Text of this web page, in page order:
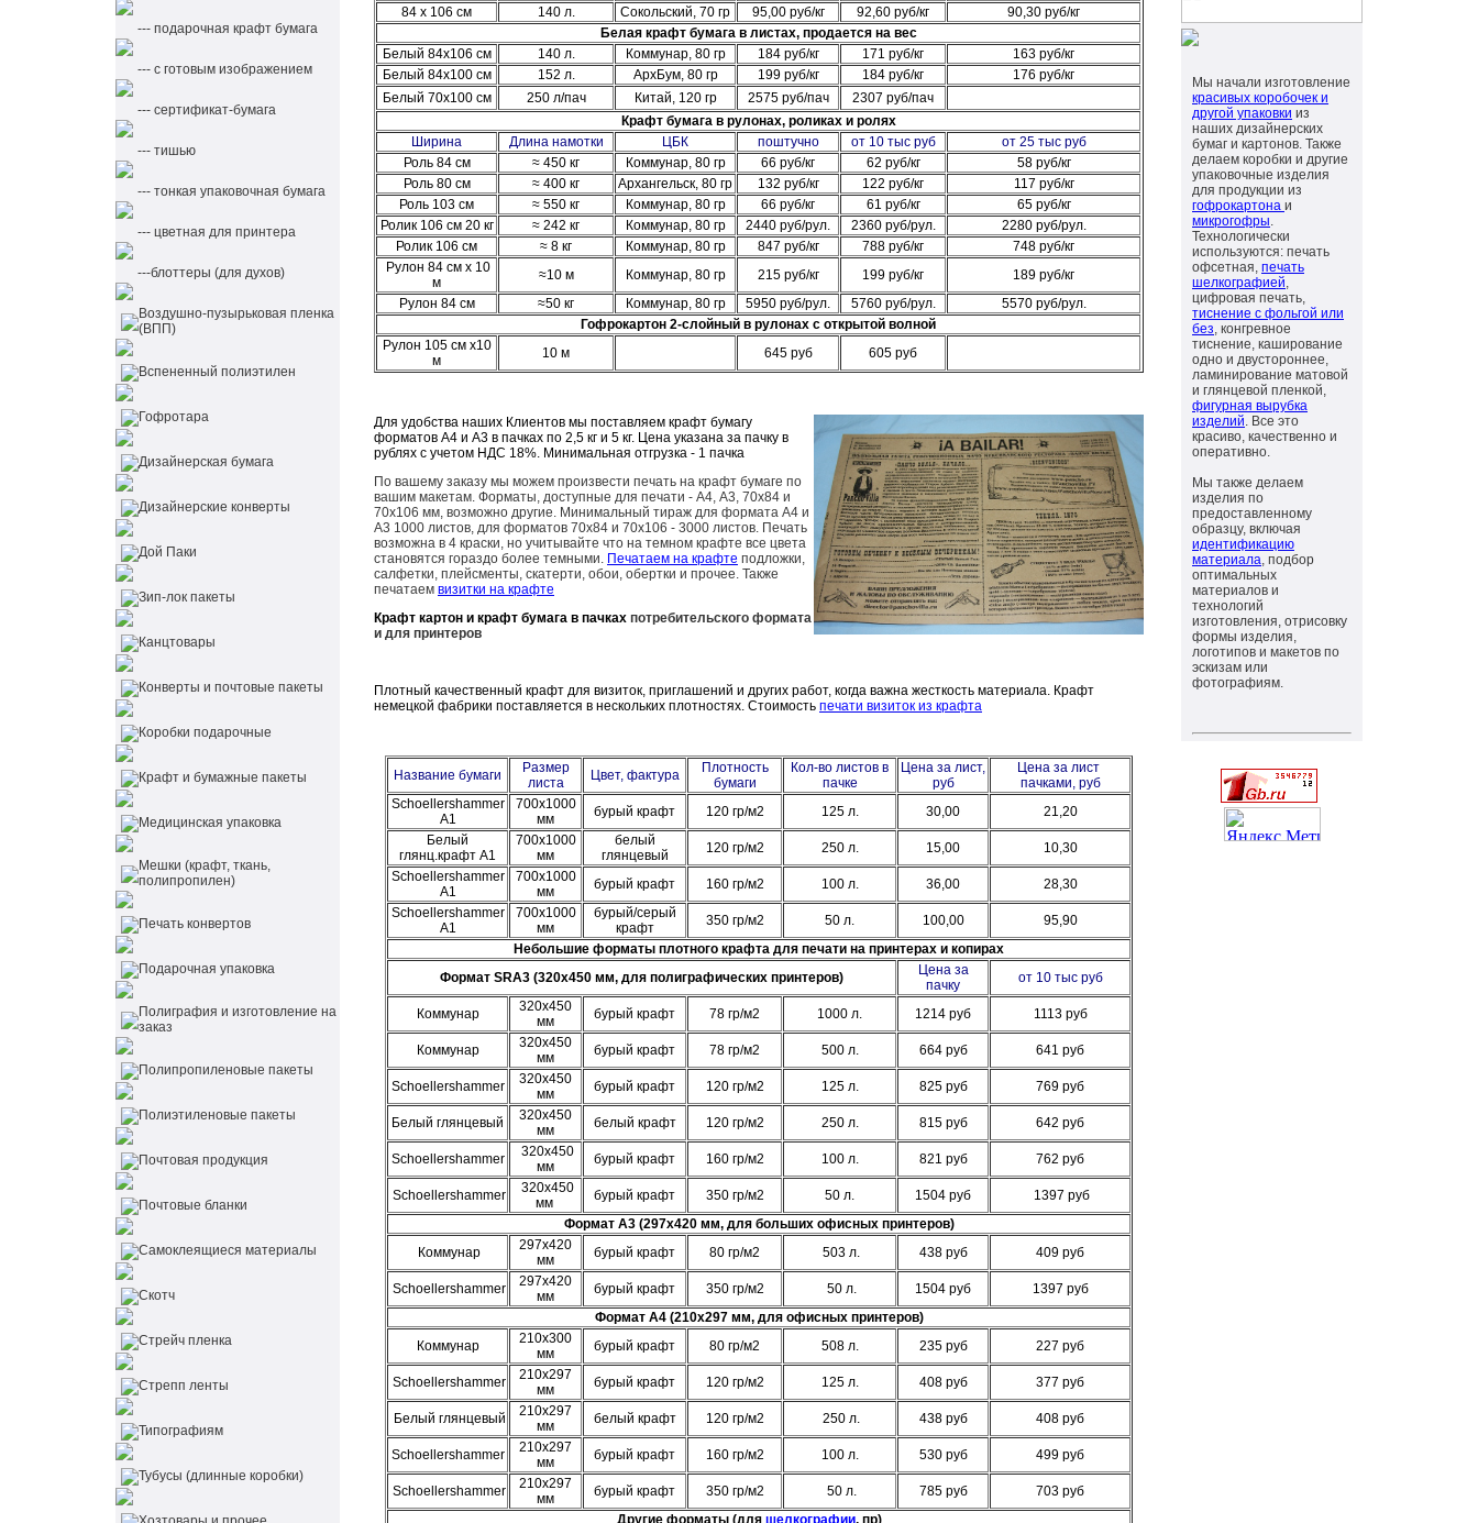
--- подарочная крафт бумага
--- с готовым изображением
--- сертификат-бумага
--- тишью
--- тонкая упаковочная бумага
--- цветная для принтера
---блоттеры (для духов)
Воздушно-пузырьковая пленка
(ВПП)
Вспененный полиэтилен
Гофротара
Дизайнерская бумага
Дизайнерские конверты
Дой Паки
Зип-лок пакеты
Канцтовары
Конверты и почтовые пакеты
Коробки подарочные
Крафт и бумажные пакеты
Медицинская упаковка
Мешки (крафт, ткань,
полипропилен)
Печать конвертов
Подарочная упаковка
Полиграфия и изготовление на
заказ
Полипропиленовые пакеты
Полиэтиленовые пакеты
Почтовая продукция
Почтовые бланки
Самоклеящиеся материалы
Скотч
Стрейч пленка
Стрепп ленты
Типографиям
Тубусы (длинные коробки)
84 х 106 см
140 л. Сокольский, 70 гр 95,00 руб/кг 92,60 руб/кг
90,30 руб/кг
Белая крафт бумага в листах, продается на вес
Белый 84х106 см
140 л. Коммунар, 80 гр 184 руб/кг 171 руб/кг
163 руб/кг
Белый 84х100 см
152 л. АрхБум, 80 гр 199 руб/кг 184 руб/кг
176 руб/кг
Белый 70х100 см
250 л/пач Китай, 120 гр 2575 руб/пач
2307 руб/пач
Крафт бумага в рулонах, роликах и ролях
Ширина
Длина намотки ЦБК поштучно от 10 тыс руб
от 25 тыс руб
Роль 84 см
≈ 450 кг Коммунар, 80 гр 66 руб/кг 62 руб/кг
58 руб/кг
Роль 80 см
≈ 400 кг Архангельск, 80 гр 132 руб/кг 122 руб/кг
117 руб/кг
Роль 103 см
≈ 550 кг Коммунар, 80 гр 66 руб/кг 61 руб/кг
65 руб/кг
Ролик 106 см 20 кг
≈ 242 кг Коммунар, 80 гр 2440 руб/рул. 2360 руб/рул.
2280 руб/рул.
Ролик 106 см
≈ 8 кг Коммунар, 80 гр 847 руб/кг 788 руб/кг
748 руб/кг
Рулон 84 см х 10
м
≈10 м Коммунар, 80 гр 215 руб/кг 199 руб/кг
189 руб/кг
Рулон 84 см
≈50 кг Коммунар, 80 гр 5950 руб/рул. 5760 руб/рул.
5570 руб/рул.
Гофрокартон 2-слойный в рулонах с открытой волной
Рулон 105 см х10
м
10 м 645 руб 605 руб
Для удобства наших Клиентов мы поставляем крафт бумагу
форматов А4 и А3 в пачках по 2,5 кг и 5 кг. Цена указана за пачку в
рублях с учетом НДС 18%. Минимальная отгрузка - 1 пачка
По вашему заказу мы можем произвести печать на крафт бумаге по
вашим макетам. Форматы, доступные для печати - А4, А3, 70х84 и
70х106 мм, возможно другие. Минимальный тираж для формата А4 и
А3 1000 листов, для форматов 70х84 и 70х106 - 3000 листов. Печать
возможна в 4 краски, но учитывайте что на темном крафте все цвета
становятся гораздо более темными. Печатаем на крафте подложки,
салфетки, плейсменты, скатерти, обои, обертки и прочее. Также
печатаем визитки на крафте
Крафт картон и крафт бумага в пачках потребительского формата
и для принтеров
Плотный качественный крафт для визиток, приглашений и других работ, когда важна жесткость материала. Крафт
немецкой фабрики поставляется в нескольких плотностях. Стоимость печати визиток из крафта
Название бумаги
Размер
листа
Цвет, фактура
Плотность
бумаги
Кол-во листов в
пачке
Цена за лист,
руб
Цена за лист
пачками, руб
Schoellershammer
А1
700х1000
мм
бурый крафт 120 гр/м2 125 л. 30,00
21,20
Белый
глянц.крафт А1
700х1000
мм
белый
глянцевый
120 гр/м2 250 л. 15,00
10,30
Schoellershammer
А1
700х1000
мм
бурый крафт 160 гр/м2 100 л. 36,00
28,30
Schoellershammer
А1
700х1000
мм
бурый/серый
крафт
350 гр/м2 50 л. 100,00
95,90
Небольшие форматы плотного крафта для печати на принтерах и копирах
Формат SRA3 (320х450 мм, для полиграфических принтеров)
Цена за
пачку
от 10 тыс руб
Коммунар
320х450
мм
бурый крафт 78 гр/м2 1000 л. 1214 руб 1113 руб
Коммунар
320х450
мм
бурый крафт 78 гр/м2 500 л. 664 руб 641 руб
Schoellershammer
320х450
мм
бурый крафт 120 гр/м2 125 л. 825 руб 769 руб
Белый глянцевый
320х450
мм
белый крафт 120 гр/м2 250 л. 815 руб 642 руб
Schoellershammer
320х450
мм
бурый крафт 160 гр/м2 100 л. 821 руб 762 руб
Schoellershammer
320х450
мм
бурый крафт 350 гр/м2 50 л. 1504 руб
1397 руб
Формат A3 (297х420 мм, для больших офисных принтеров)
Коммунар
297х420
мм
бурый крафт 80 гр/м2 503 л. 438 руб 409 руб
Schoellershammer
297х420
мм
бурый крафт 350 гр/м2 50 л. 1504 руб
1397 руб
Формат A4 (210х297 мм, для офисных принтеров)
Коммунар
210х300
мм
бурый крафт 80 гр/м2 508 л. 235 руб 227 руб
Schoellershammer
210х297
мм
бурый крафт 120 гр/м2 125 л. 408 руб 377 руб
Белый глянцевый
210х297
мм
белый крафт 120 гр/м2 250 л. 438 руб 408 руб
Schoellershammer
210х297
мм
бурый крафт 160 гр/м2 100 л. 530 руб 499 руб
Schoellershammer
210х297
мм
бурый крафт 350 гр/м2 50 л. 785 руб
703 руб
Другие форматы (для шелкографии, пр)
Мы начали изготовление
красивых коробочек и
другой упаковки из
наших дизайнерских
бумаг и картонов. Также
делаем коробки и другие
упаковочные изделия
для продукции из
гофрокартона и
микрогофры.
Технологически
используются: печать
офсетная, печать
шелкографией,
цифровая печать,
тиснение с фольгой или
без, конгревное
тиснение, каширование
одно и двустороннее,
ламинирование матовой
и глянцевой пленкой,
фигурная вырубка
изделий. Все это
красиво, качественно и
оперативно.
Мы также делаем
изделия по
предоставленному
образцу, включая
идентификацию
материала, подбор
оптимальных
материалов и
технологий
изготовления, отрисовку
формы изделия,
логотипов и макетов по
эскизам или
фотографиям.